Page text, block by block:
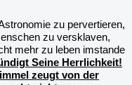
zu pervertieren,
zu versklaven,
mehr zu leben imstande
Seine Herrlichkeit!
zeugt von der